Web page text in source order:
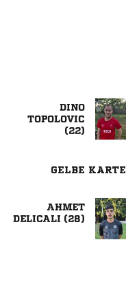



GELBE KARTE

 